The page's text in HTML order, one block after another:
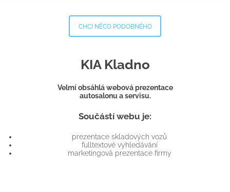
CHCI NĚCO PODOBNÉHO
KIA Kladno
Velmí obsáhlá webová prezentace
autosalonu a servisu.
Součástí webu je:
prezentace skladových vozů
fulltextové vyhledávání
marketingová prezentace firmy